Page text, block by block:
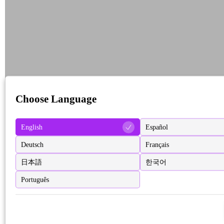
Choose Language
English Español
Deutsch Français
日本語 한국어
Português